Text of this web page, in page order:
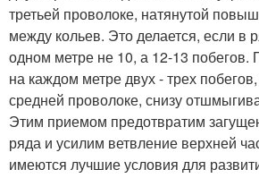
третьей проволоке, натянутой
между кольев. Это делается, если в
одном метре не 10, а 12-13 побегов.
на каждом метре двух - трех
средней проволоке, снизу
Этим приемом предотвратим
ряда и усилим ветвление верхней
имеются лучшие условия для